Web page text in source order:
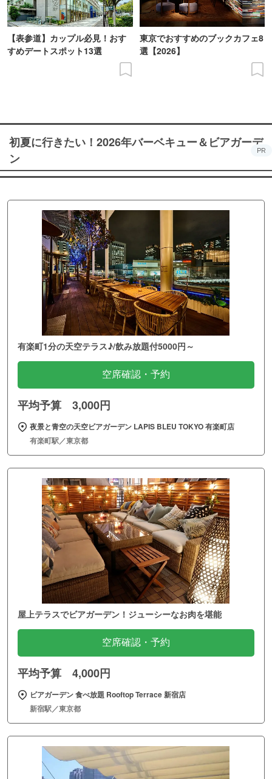
【表参道】カップル必見！おす
すめデートスポット13選
東京でおすすめのブックカフェ8
選【2026】
初夏に行きたい！2026年バーベキュー＆ビアガーデ
ン
PR
有楽町1分の天空テラス♪/飲み放題付5000円～
空席確認・予約
平均予算 3,000円
夜景と青空の天空ビアガーデン LAPIS BLEU TOKYO 有楽町店
有楽町駅／東京都
屋上テラスでビアガーデン！ジューシーなお肉を堪能
空席確認・予約
平均予算 4,000円
ビアガーデン 食べ放題 Rooftop Terrace 新宿店
新宿駅／東京都